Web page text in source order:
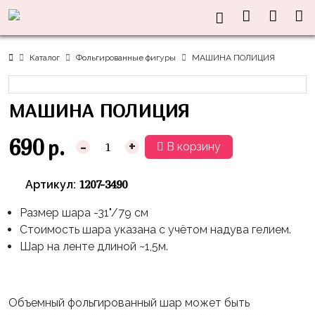
Каталог Фольгированные фигуры МАШИНА ПОЛИЦИЯ
МАШИНА ПОЛИЦИЯ
690 р. - + В корзину
Артикул: 1207-3490
Размер шара -31"/79 см
Стоимость шара указана с учётом надува гелием.
Шар на ленте длиной ~1,5м.
Объемный фольгированный шар может быть
консультация?
Акции
Каталог
Латексные
шары
без
рисунка
Латексные
с
рисунком
Праздники
8
марта
23
февраля,
Родился
День
Рождения
День
Тематики
Оранжевая
Корова
Маша
и
Синий
Трактор
Миньоны
Баг
Информация
О нас
Доставка
и оплата
Скидки
Контакты
+7(910)888-